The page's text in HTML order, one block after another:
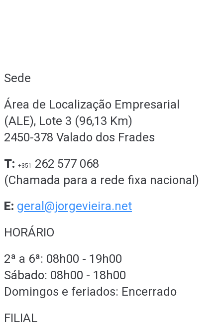
Sede
Área de Localização Empresarial
(ALE), Lote 3 (96,13 Km)
2450-378 Valado dos Frades
T: +351
262 577 068
(Chamada para a rede fixa nacional)
E: geral@jorgevieira.net
HORÁRIO
2ª a 6ª: 08h00 - 19h00
Sábado: 08h00 - 18h00
Domingos e feriados: Encerrado
FILIAL